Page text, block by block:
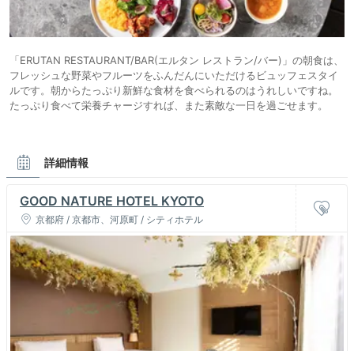
「ERUTAN RESTAURANT/BAR(エルタン レストラン/バー)」の朝食は、
フレッシュな野菜やフルーツをふんだんにいただけるビュッフェスタイ
ルです。朝からたっぷり新鮮な食材を食べられるのはうれしいですね。
たっぷり食べて栄養チャージすれば、また素敵な一日を過ごせます。
詳細情報
GOOD NATURE HOTEL KYOTO
京都府 / 京都市、河原町 / シティホテル